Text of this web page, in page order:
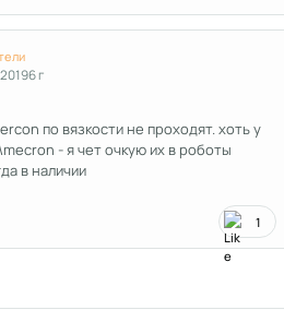
6 г
по вязкости не проходят. хоть у
- я чет очкую их в роботы
в наличии
1